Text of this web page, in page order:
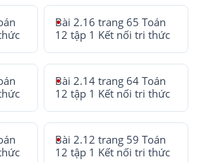
Bài 2.16 trang 65 Toán
12 tập 1 Kết nối tri thức
Bài 2.14 trang 64 Toán
12 tập 1 Kết nối tri thức
Bài 2.12 trang 59 Toán
12 tập 1 Kết nối tri thức